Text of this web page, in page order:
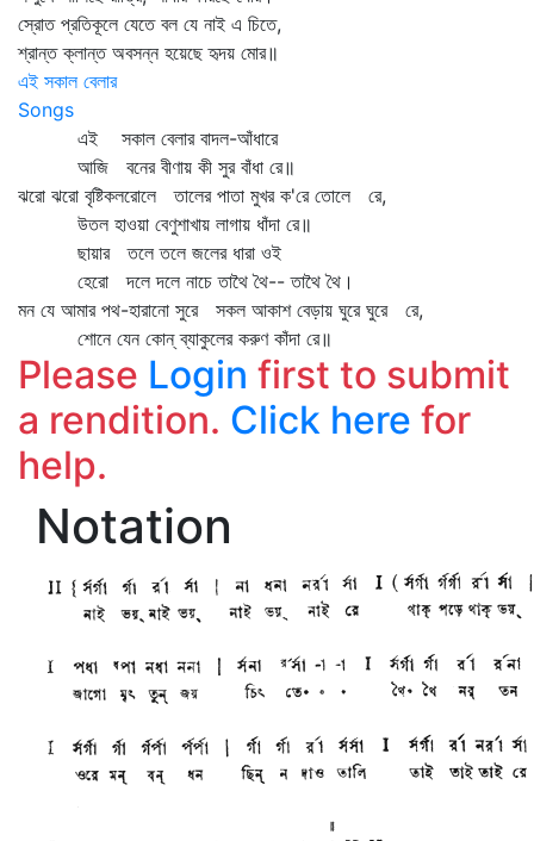
স্রোত প্রতিকূলে যেতে বল যে নাই এ চিতে,
শ্রান্ত ক্লান্ত অবসন্ন হয়েছে হৃদয় মোর॥
এই সকাল বেলার
Songs
এই সকাল বেলার বাদল-আঁধারে
আজি বনের বীণায় কী সুর বাঁধা রে॥
ঝরো ঝরো বৃষ্টিকলরোলে তালের পাতা মুখর ক'রে তোলে রে,
উতল হাওয়া বেণুশাখায় লাগায় ধাঁদা রে॥
ছায়ার তলে তলে জলের ধারা ওই
হেরো দলে দলে নাচে তাথৈ থৈ-- তাথৈ থৈ।
মন যে আমার পথ-হারানো সুরে সকল আকাশ বেড়ায় ঘুরে ঘুরে রে,
শোনে যেন কোন্‌ ব্যাকুলের করুণ কাঁদা রে॥
Please Login first to submit
a rendition. Click here for
help.
Notation